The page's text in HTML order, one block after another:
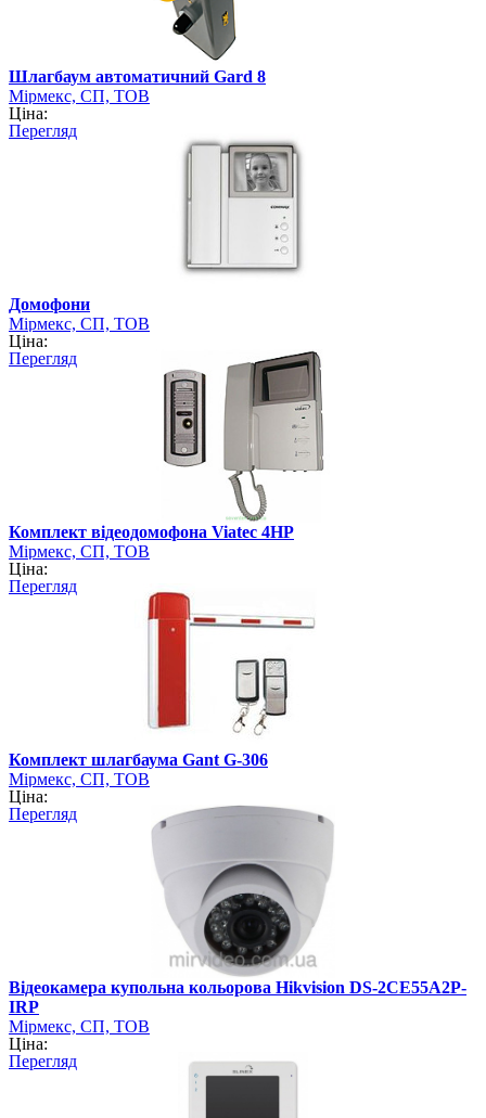
Шлагбаум автоматичний Gard 8
Мірмекс, СП, ТОВ
Ціна:
Перегляд
Домофони
Мірмекс, СП, ТОВ
Ціна:
Перегляд
Комплект відеодомофона Viatec 4HP
Мірмекс, СП, ТОВ
Ціна:
Перегляд
Комплект шлагбаума Gant G-306
Мірмекс, СП, ТОВ
Ціна:
Перегляд
Відеокамера купольна кольорова Hikvision DS-2CE55A2P-
IRP
Мірмекс, СП, ТОВ
Ціна:
Перегляд